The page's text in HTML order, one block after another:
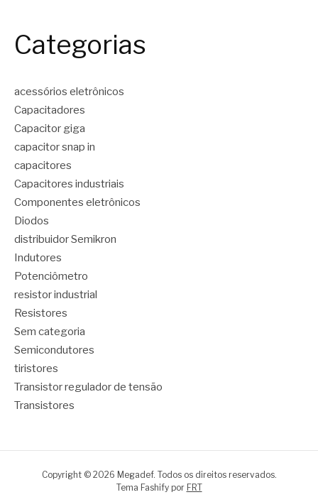
Categorias
acessórios eletrônicos
Capacitadores
Capacitor giga
capacitor snap in
capacitores
Capacitores industriais
Componentes eletrônicos
Diodos
distribuidor Semikron
Indutores
Potenciômetro
resistor industrial
Resistores
Sem categoria
Semicondutores
tiristores
Transistor regulador de tensão
Transistores
Copyright © 2026 Megadef. Todos os direitos reservados.
Tema Fashify por FRT